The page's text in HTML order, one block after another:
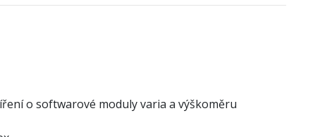
o softwarové moduly varia a výškoměru